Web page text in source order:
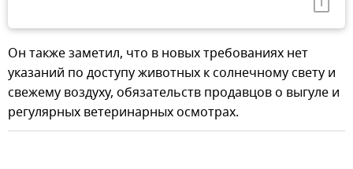
Он также заметил, что в новых требованиях нет
указаний по доступу животных к солнечному свету и
свежему воздуху, обязательств продавцов о выгуле и
регулярных ветеринарных осмотрах.